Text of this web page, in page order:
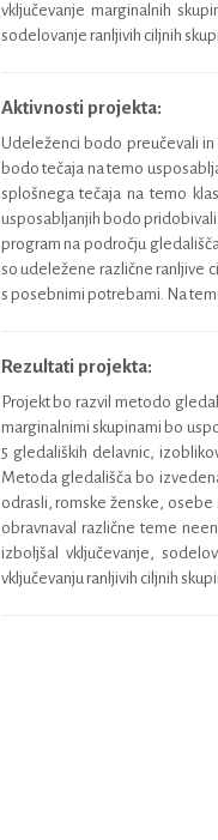
vključevanje marginalnih
sodelovanje ranljivih ciljnih
Aktivnosti projekta:
Udeleženci bodo preučevali
bodo tečaja na temo
splošnega tečaja na temo
usposabljanjih bodo
program na področju
so udeležene različne ranljive
s posebnimi potrebami. Na
Rezultati projekta:
Projekt bo razvil metodo
marginalnimi skupinami bo
5 gledaliških delavnic,
Metoda gledališča bo
odrasli, romske ženske,
obravnaval različne teme
izboljšal vključevanje,
vključevanju ranljivih ciljnih